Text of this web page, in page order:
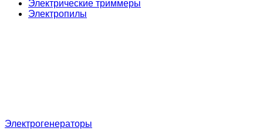
Электрические триммеры
Электропилы
Электрогенераторы